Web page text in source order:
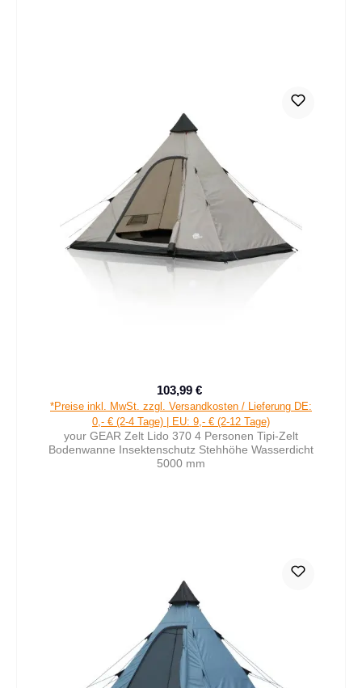
Verkaufspreis:
103,99 €
*Preise inkl. MwSt. zzgl. Versandkosten / Lieferung DE:
0,- € (2-4 Tage) | EU: 9,- € (2-12 Tage)
your GEAR Zelt Lido 370 4 Personen Tipi-Zelt
Bodenwanne Insektenschutz Stehhöhe Wasserdicht
5000 mm